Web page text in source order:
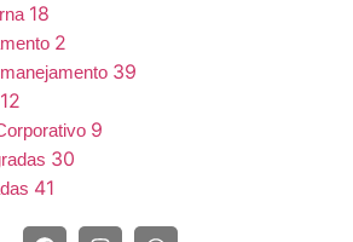
18
2
39
12
9
30
41